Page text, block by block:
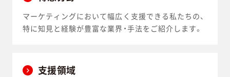
マーケティングにおいて幅広く支援できる私たちの、
特に知見と経験が豊富な業界・手法をご紹介します。
支援領域